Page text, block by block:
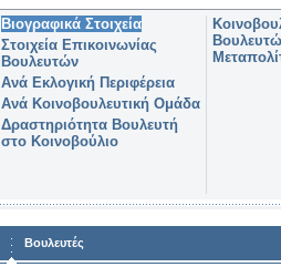
Βιογραφικά Στοιχεία
Στοιχεία Επικοινωνίας
Βουλευτών
Ανά Εκλογική Περιφέρεια
Ανά Κοινοβουλευτική Ομάδα
Δραστηριότητα Βουλευτή
στο Κοινοβούλιο
Βουλευτές